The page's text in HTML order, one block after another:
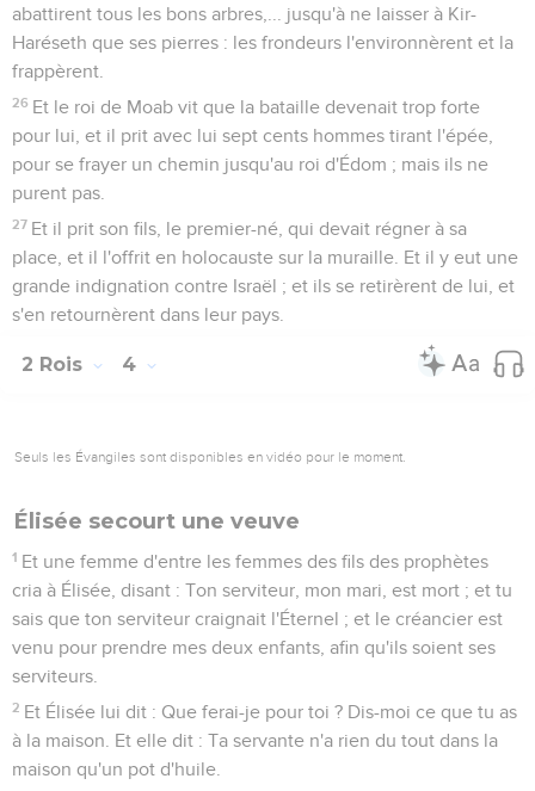
abattirent tous les bons arbres,... jusqu'à ne laisser à Kir-
Haréseth que ses pierres : les frondeurs l'environnèrent et la
frappèrent.
26 Et le roi de Moab vit que la bataille devenait trop forte
pour lui, et il prit avec lui sept cents hommes tirant l'épée,
pour se frayer un chemin jusqu'au roi d'Édom ; mais ils ne
purent pas.
27 Et il prit son fils, le premier-né, qui devait régner à sa
place, et il l'offrit en holocauste sur la muraille. Et il y eut une
grande indignation contre Israël ; et ils se retirèrent de lui, et
s'en retournèrent dans leur pays.
2 Rois 4
Seuls les Évangiles sont disponibles en vidéo pour le moment.
Élisée secourt une veuve
1 Et une femme d'entre les femmes des fils des prophètes
cria à Élisée, disant : Ton serviteur, mon mari, est mort ; et tu
sais que ton serviteur craignait l'Éternel ; et le créancier est
venu pour prendre mes deux enfants, afin qu'ils soient ses
serviteurs.
2 Et Élisée lui dit : Que ferai-je pour toi ? Dis-moi ce que tu as
à la maison. Et elle dit : Ta servante n'a rien du tout dans la
maison qu'un pot d'huile.